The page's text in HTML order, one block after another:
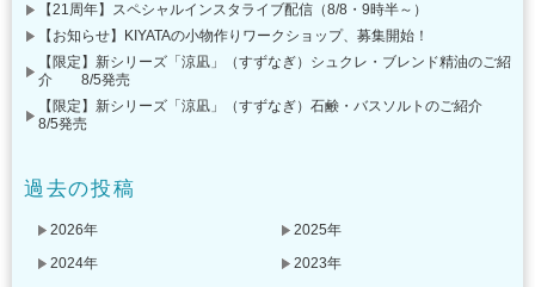
【21周年】スペシャルインスタライブ配信（8/8・9時半～）
【お知らせ】KIYATAの小物作りワークショップ、募集開始！
【限定】新シリーズ「涼凪」（すずなぎ）シュクレ・ブレンド精油のご紹
介 8/5発売
【限定】新シリーズ「涼凪」（すずなぎ）石鹸・バスソルトのご紹介
8/5発売
過去の投稿
2026年
2025年
2024年
2023年